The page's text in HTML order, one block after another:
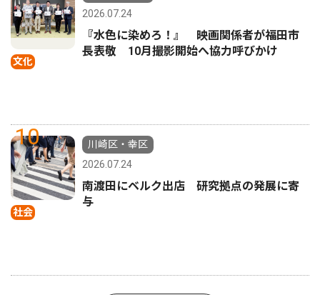
文化
2026.07.24
『水色に染めろ！』 映画関係者が福田市
長表敬 10月撮影開始へ協力呼びかけ
10
社会
川崎区・幸区
2026.07.24
南渡田にベルク出店 研究拠点の発展に寄
与